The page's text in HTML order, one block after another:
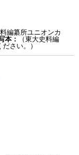
料編纂所ユニオンカ
本：
（東大史料編
さい。）